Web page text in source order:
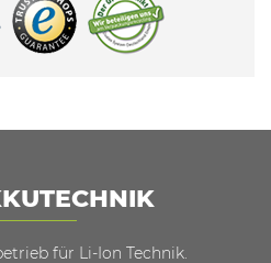
für Li-Ion Technik.